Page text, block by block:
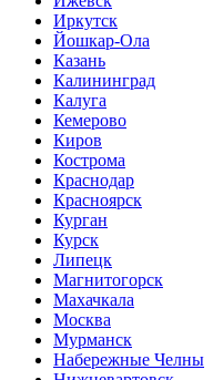
Иркутск
Йошкар-Ола
Казань
Калининград
Калуга
Кемерово
Киров
Кострома
Краснодар
Красноярск
Курган
Курск
Липецк
Магнитогорск
Махачкала
Москва
Мурманск
Набережные Челны